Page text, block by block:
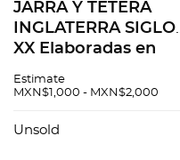
JARRA Y TETERA
INGLATERRA SIGLO
XX Elaboradas en
esmalte "Copper
orgánica y floral 13
Estimate
MXN$1,000 - MXN$2,000
Unsold